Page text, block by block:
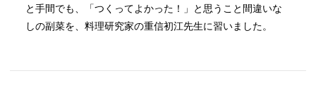
と手間でも、「つくってよかった！」と思うこと間違いな
しの副菜を、料理研究家の重信初江先生に習いました。